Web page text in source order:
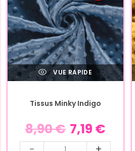
VUE RAPIDE
Tissus Minky Indigo
8,90€ 7,19 €